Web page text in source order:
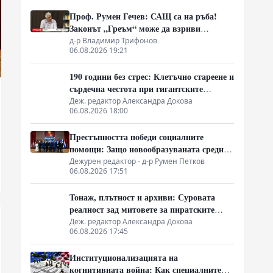
Проф. Румен Гечев: САЩ са на ръба!
Законът „Греъм“ може да взриви
собствената им икономика!
д-р Владимир Трифонов
06.08.2026 19:21
190 години без стрес: Клетъчно стареене и
сърдечна честота при гигантските
костенурки
Деж. редактор Александра Докова
06.08.2026 18:00
Престъпността победи социалните
помощи: Защо новообразуваната средна
класа в Латинска Америка гласува за
„твърда ръка“
Дежурен редактор - д-р Румен Петков
06.08.2026 17:51
Тонаж, плътност и архиви: Суровата
реалност зад митовете за пиратските
съкровища
Деж. редактор Александра Докова
06.08.2026 17:45
Институционализацията на
когнитивната война: Как специалните